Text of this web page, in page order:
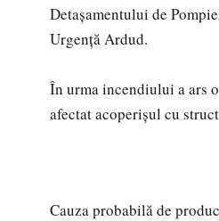
Detașamentului de
Urgență Ardud.
În urma incendiului a ars
afectat acoperișul cu
Cauza probabilă de